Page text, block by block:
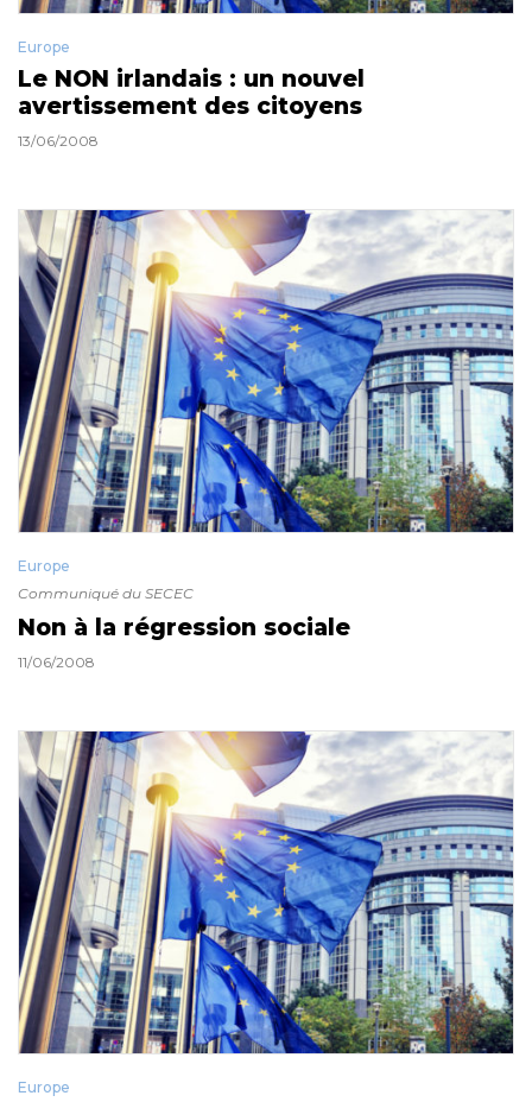
Europe
Le NON irlandais : un nouvel
avertissement des citoyens
13/06/2008
Europe
Communiqué du SECEC
Non à la régression sociale
11/06/2008
Europe